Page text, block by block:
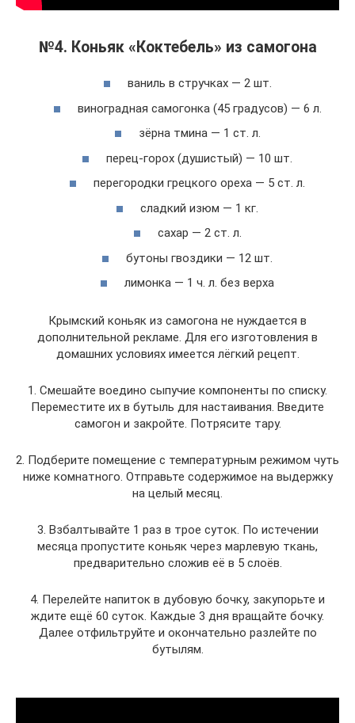
№4. Коньяк «Коктебель» из самогона
ваниль в стручках — 2 шт.
виноградная самогонка (45 градусов) — 6 л.
зёрна тмина — 1 ст. л.
перец-горох (душистый) — 10 шт.
перегородки грецкого ореха — 5 ст. л.
сладкий изюм — 1 кг.
сахар — 2 ст. л.
бутоны гвоздики — 12 шт.
лимонка — 1 ч. л. без верха
Крымский коньяк из самогона не нуждается в
дополнительной рекламе. Для его изготовления в
домашних условиях имеется лёгкий рецепт.
1. Смешайте воедино сыпучие компоненты по списку.
Переместите их в бутыль для настаивания. Введите
самогон и закройте. Потрясите тару.
2. Подберите помещение с температурным режимом чуть
ниже комнатного. Отправьте содержимое на выдержку
на целый месяц.
3. Взбалтывайте 1 раз в трое суток. По истечении
месяца пропустите коньяк через марлевую ткань,
предварительно сложив её в 5 слоёв.
4. Перелейте напиток в дубовую бочку, закупорьте и
ждите ещё 60 суток. Каждые 3 дня вращайте бочку.
Далее отфильтруйте и окончательно разлейте по
бутылям.